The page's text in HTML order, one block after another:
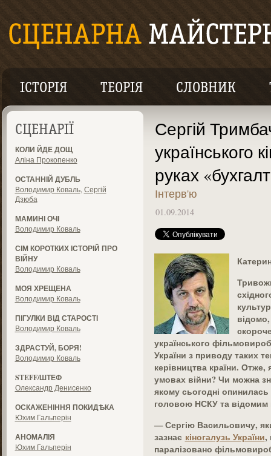
ІСТОРІЯ ТЕОРІЯ СЛОВНИК
СЦЕНАРІЇ
КОЛИ ЙДЕ ДОЩ
Аліна Прокопенко
ОСТАННІЙ ДУБЛЬ
Володимир Коваль, Сергій
Дзюба
МАМИНІ ОЧІ
Володимир Коваль
СІМ КОРОТКИХ ІСТОРІЙ ПРО
ВІЙНУ
Володимир Коваль
МОЯ ХРЕЩЕНА
Володимир Коваль
ПІГУЛКИ ВІД СТАРОСТІ
Володимир Коваль
ЗДРАСТУЙ, БОРЯ!
Володимир Коваль
STEFF/ШТЕФ
Олександр Денисенко
ОСКАЖЕНІННЯ ПОКИДѢКА
Юхим Гальперін
АНОМАЛІЯ
Юхим Гальперін
Сергій
українського
руках
Інтерв'ю
01.09.2014
відомо,
українського
України з приводу таких
керівництва країни. Отже,
умовах війни? Чи можна
якому сьогодні
головою НСКУ та відомим
— Сергію Васильовичу,
зазнає кіногалузь України,
паралізовано